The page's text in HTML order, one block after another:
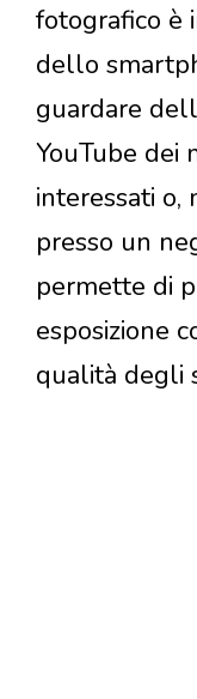
fotografico è
dello
guardare
YouTube dei
interessati o,
presso un
permette di
esposizione
qualità degli